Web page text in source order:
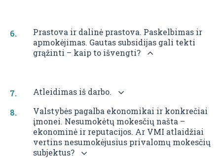
Prastova ir dalinė prastova. Paskelbimas ir
apmokėjimas. Gautas subsidijas gali tekti
grąžinti – kaip to išvengti?
Atleidimas iš darbo.
Valstybės pagalba ekonomikai ir konkrečiai
įmonei. Nesumokėtų mokesčių našta –
ekonominė ir reputacijos. Ar VMI atlaidžiai
vertins nesumokėjusius privalomų mokesčių
subjektus?